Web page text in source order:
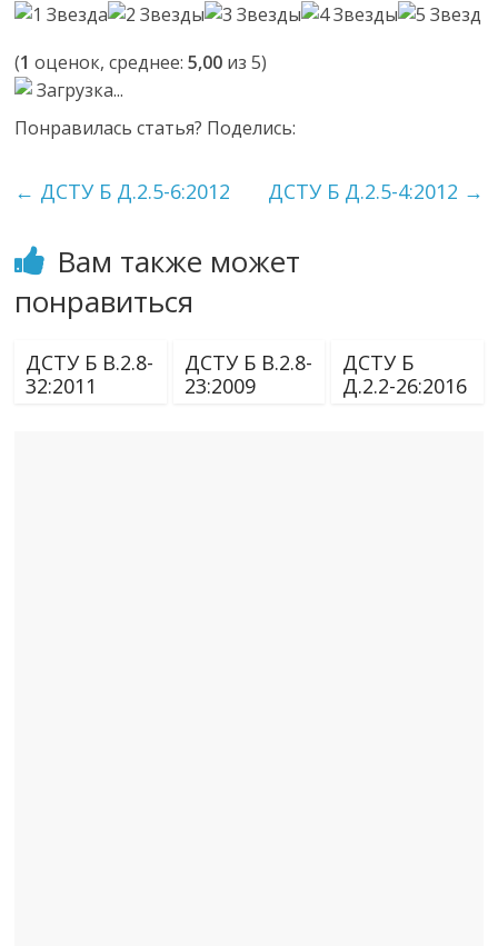
(1 оценок, среднее:5,00 из 5)
Загрузка...
Понравилась статья? Поделись:
← ДСТУ Б Д.2.5-6:2012 ДСТУ Б Д.2.5-4:2012 →
Вам также может
понравиться
ДСТУ Б В.2.8-
32:2011
ДСТУ Б В.2.8-
23:2009
ДСТУ Б
Д.2.2-26:2016